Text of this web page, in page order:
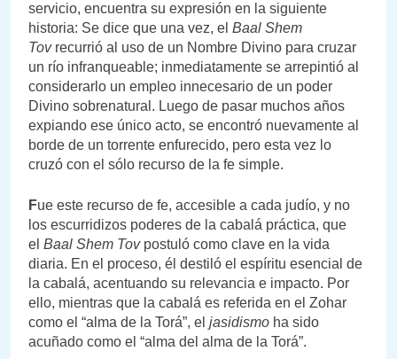
servicio, encuentra su expresión en la siguiente
historia: Se dice que una vez, el Baal Shem
Tovrecurrió al uso de un Nombre Divino para cruzar
un río infranqueable; inmediatamente se arrepintió al
considerarlo un empleo innecesario de un poder
Divino sobrenatural. Luego de pasar muchos años
expiando ese único acto, se encontró nuevamente al
borde de un torrente enfurecido, pero esta vez lo
cruzó con el sólo recurso de la fe simple.
Fue este recurso de fe, accesible a cada judío, y no
los escurridizos poderes de la cabalá práctica, que
el Baal Shem Tovpostuló como clave en la vida
diaria. En el proceso, él destiló el espíritu esencial de
la cabalá, acentuando su relevancia e impacto. Por
ello, mientras que la cabalá es referida en el Zohar
como el “alma de la Torá”, el jasidismo ha sido
acuñado como el “alma del alma de la Torá”.